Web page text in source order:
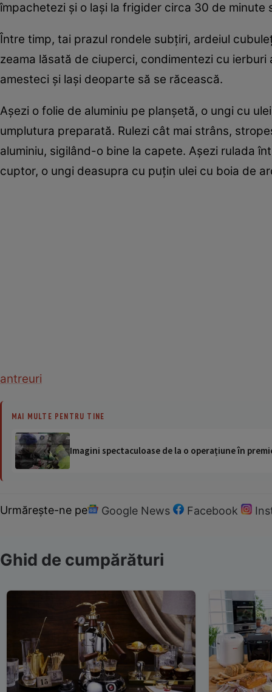
împachetezi şi o laşi la frigider circa 30 de minute
Între timp, tai prazul rondele subţiri, ardeiul
zeama lăsată de ciuperci, condimentezi cu
amesteci şi laşi deoparte să se răcească.
Aşezi o folie de aluminiu pe planşetă, o ungi cu
umplutura preparată. Rulezi cât mai strâns,
aluminiu, sigilând-o bine la capete. Aşezi rulada
cuptor, o ungi deasupra cu puţin ulei cu boia de
antreuri
MAI MULTE PENTRU TINE
Imagini spectaculoase de la o operațiune în
Urmărește-ne pe Google News Facebook
Ghid de cumpărături